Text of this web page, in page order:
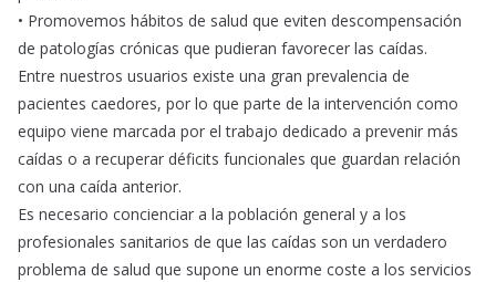
• Promovemos hábitos de salud que eviten descompensación
de patologías crónicas que pudieran favorecer las caídas.
Entre nuestros usuarios existe una gran prevalencia de
pacientes caedores, por lo que parte de la intervención como
equipo viene marcada por el trabajo dedicado a prevenir más
caídas o a recuperar déficits funcionales que guardan relación
con una caída anterior.
Es necesario concienciar a la población general y a los
profesionales sanitarios de que las caídas son un verdadero
problema de salud que supone un enorme coste a los servicios